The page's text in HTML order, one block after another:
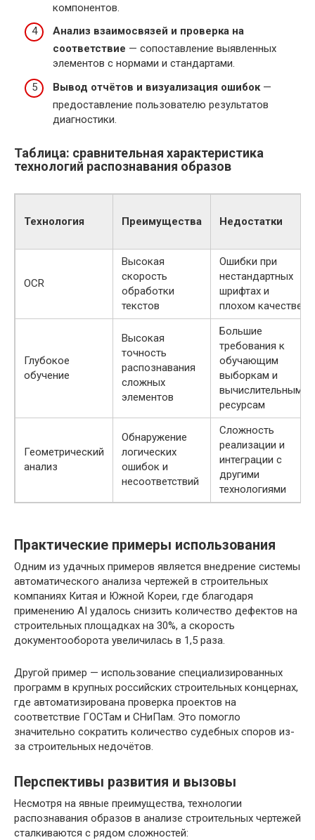
компонентов.
Анализ взаимосвязей и проверка на
соответствие — сопоставление выявленных
элементов с нормами и стандартами.
Вывод отчётов и визуализация ошибок—
предоставление пользователю результатов
диагностики.
Таблица: сравнительная характеристика
технологий распознавания образов
Технология Преимущества Недостатки
OCR
Высокая
скорость
обработки
текстов
Ошибки при
нестандартных
шрифтах и
плохом качестве
Глубокое
обучение
Высокая
точность
распознавания
сложных
элементов
Большие
требования к
обучающим
выборкам и
вычислительным
ресурсам
Геометрический
анализ
Обнаружение
логических
ошибок и
несоответствий
Сложность
реализации и
интеграции с
другими
технологиями
Практические примеры использования
Одним из удачных примеров является внедрение системы
автоматического анализа чертежей в строительных
компаниях Китая и Южной Кореи, где благодаря
применению AI удалось снизить количество дефектов на
строительных площадках на 30%, а скорость
документооборота увеличилась в 1,5 раза.
Другой пример — использование специализированных
программ в крупных российских строительных концернах,
где автоматизирована проверка проектов на
соответствие ГОСТам и СНиПам. Это помогло
значительно сократить количество судебных споров из-
за строительных недочётов.
Перспективы развития и вызовы
Несмотря на явные преимущества, технологии
распознавания образов в анализе строительных чертежей
сталкиваются с рядом сложностей: